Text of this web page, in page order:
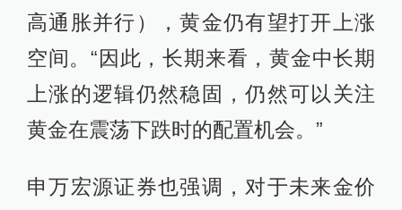
高通胀并行），黄金仍有望打开上涨
空间。“因此，长期来看，黄金中长期
上涨的逻辑仍然稳固，仍然可以关注
黄金在震荡下跌时的配置机会。”
申万宏源证券也强调，对于未来金价